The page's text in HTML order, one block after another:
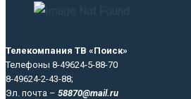
Телекомпания ТВ «Поиск»
Телефоны 8-49624-5-88-70
8-49624-2-43-88;
Эл. почта – 58870@mail.ru